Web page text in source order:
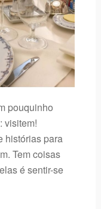
pouquinho
visitem!
histórias para
Tem coisas
é sentir-se